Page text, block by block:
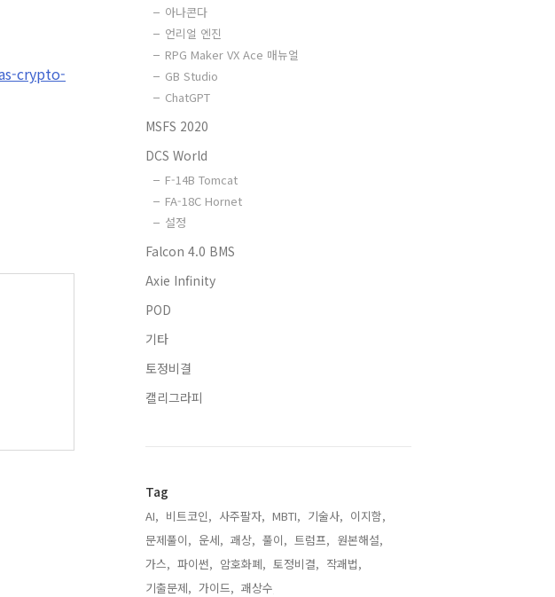
crypto-
아나콘다
언리얼 엔진
RPG Maker VX Ace 매뉴얼
GB Studio
ChatGPT
MSFS 2020
DCS World
F-14B Tomcat
FA-18C Hornet
설정
Falcon 4.0 BMS
Axie Infinity
POD
기타
토정비결
캘리그라피
Tag
AI, 비트코인, 사주팔자, MBTI, 기술사, 이지함,
문제풀이, 운세, 괘상, 풀이, 트럼프, 원본해설,
가스, 파이썬, 암호화폐, 토정비결, 작괘법,
기출문제, 가이드, 괘상수,